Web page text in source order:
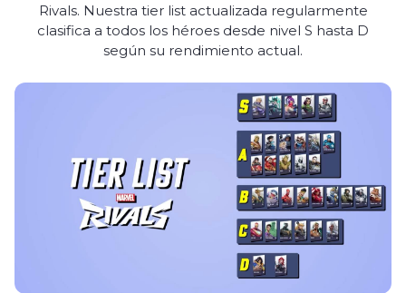
Rivals. Nuestra tier list actualizada regularmente
clasifica a todos los héroes desde nivel S hasta D
según su rendimiento actual.